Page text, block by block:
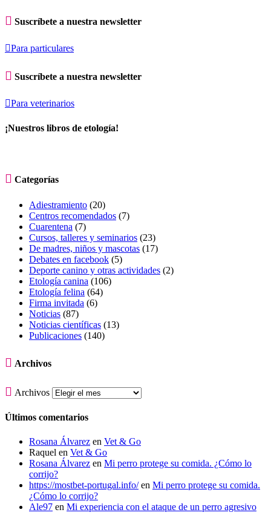
 Suscríbete a nuestra newsletter
Para particulares
 Suscríbete a nuestra newsletter
Para veterinarios
¡Nuestros libros de etología!
 Categorías
Adiestramiento (20)
Centros recomendados (7)
Cuarentena (7)
Cursos, talleres y seminarios (23)
De madres, niños y mascotas (17)
Debates en facebook (5)
Deporte canino y otras actividades (2)
Etología canina (106)
Etología felina (64)
Firma invitada (6)
Noticias (87)
Noticias científicas (13)
Publicaciones (140)
 Archivos
 Archivos
Últimos comentarios
Rosana Álvarez en Vet & Go
Raquel en Vet & Go
Rosana Álvarez en Mi perro protege su comida. ¿Cómo lo
corrijo?
https://mostbet-portugal.info/en Mi perro protege su comida.
¿Cómo lo corrijo?
Ale97 en Mi experiencia con el ataque de un perro agresivo